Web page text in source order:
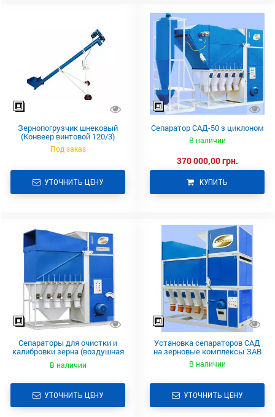
Зернопогрузчик шнековый
(Конвеер винтовой 120/3)
Под заказ
УТОЧНИТЬ ЦЕНУ
Сепаратор САД-50 з циклоном
В наличии
370 000,00 грн.
КУПИТЬ
Сепараторы для очистки и
калибровки зерна (воздушная
очистка зерна)
В наличии
УТОЧНИТЬ ЦЕНУ
Установка сепараторов САД
на зерновые комплексы ЗАВ
В наличии
УТОЧНИТЬ ЦЕНУ